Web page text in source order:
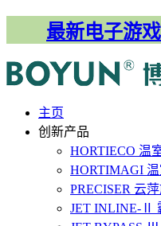
最新电子游
主⻚
创新产品
HORTIECO 温
HORTIMAGI
PRECISER 云
JET INLINE-Ⅱ